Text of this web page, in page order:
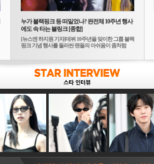
누가 블랙핑크 등 떠밀었나? 완전체 10주년 행사
에도 속 타는 블링크 [종합]
[뉴스엔 하지원 기자]데뷔 10주년을 맞이한 그룹 블랙
핑크 기념 행사를 둘러싼 팬들의 아쉬움이 좀처럼